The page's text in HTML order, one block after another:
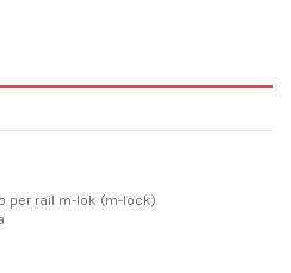
per rail m-lok (m-lock)